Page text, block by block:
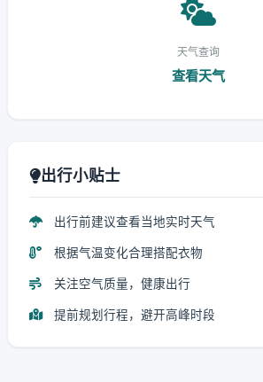
天气查询
查看天气
出行小贴士
出行前建议查看当地实时天气
根据气温变化合理搭配衣物
关注空气质量，健康出行
提前规划行程，避开高峰时段